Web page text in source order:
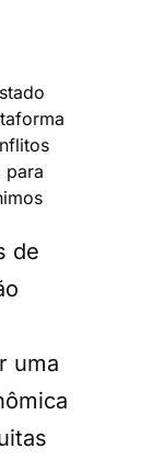
para
de
uma